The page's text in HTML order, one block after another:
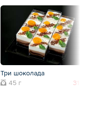
Три шоколада
45 г
310 ₽